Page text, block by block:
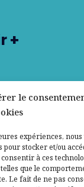
le
expériences, nous
pour stocker et/ou
à ces
que le
Le fait de ne pas
+